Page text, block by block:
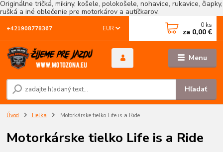
Originálne tričká, mikiny, košele, polokošele, nohavice, rukavice, čiapky,
rušká a iné oblečenie pre motorkárov a autíčkarov.
Menu
EUR
Hľadať
+421908778367 0 ks
za 0,00 €
Úvod Tielka Motorkárske tielko Life is a Ride
Motorkárske tielko Life is a Ride